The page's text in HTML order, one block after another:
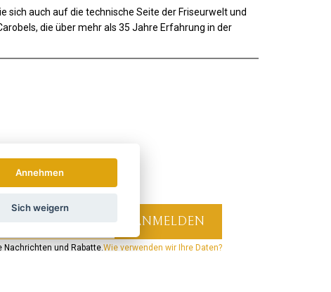
sich auch auf die technische Seite der Friseurwelt und
die über mehr als 35 Jahre Erfahrung in der
Nachrichten und Rabatte.Wie verwenden wir Ihre Daten?
Annehmen
Sich weigern